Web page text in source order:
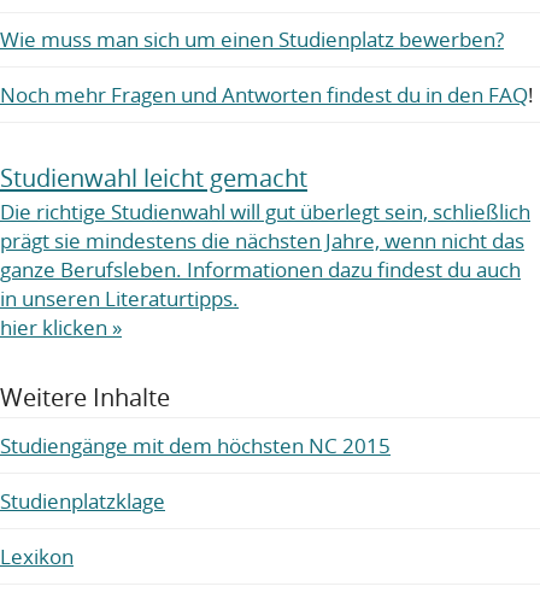
Wie muss man sich um einen Studienplatz bewerben?
Noch mehr Fragen und Antworten findest du in den FAQ!
Studienwahl leicht gemacht
Die richtige Studienwahl will gut überlegt sein, schließlich
prägt sie mindestens die nächsten Jahre, wenn nicht das
ganze Berufsleben. Informationen dazu findest du auch
in unseren Literaturtipps.
hier klicken »
Weitere Inhalte
Studiengänge mit dem höchsten NC 2015
Studienplatzklage
Lexikon